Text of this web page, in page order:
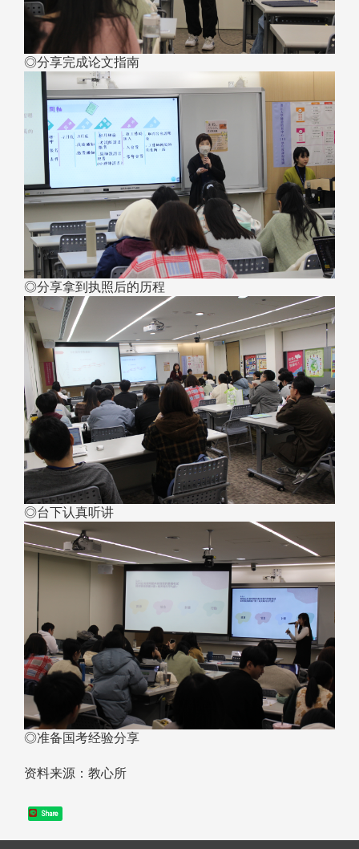
◎分享完成论文指南
◎分享拿到执照后的历程
◎台下认真听讲
◎准备国考经验分享
资料来源：教心所
Share